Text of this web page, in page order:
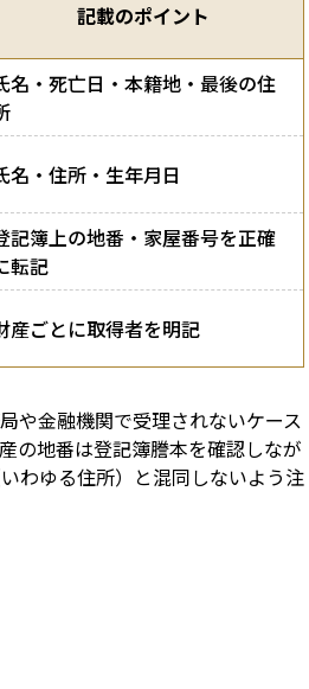
記載のポイント
名・死亡日・本籍地・最後の住
名・住所・生年月日
記簿上の地番・家屋番号を正確
転記
産ごとに取得者を明記
や金融機関で受理されないケース
の地番は登記簿謄本を確認しなが
わゆる住所）と混同しないよう注